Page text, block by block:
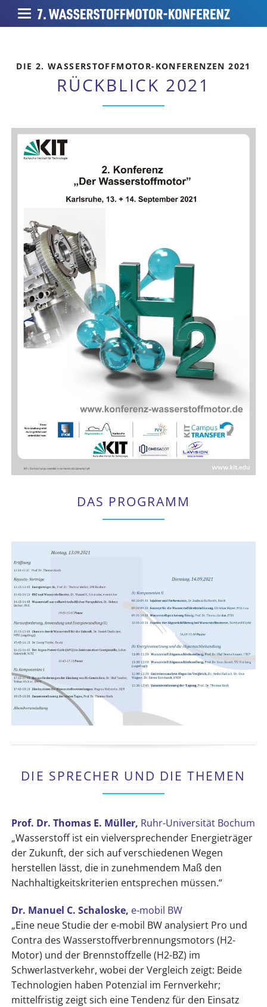
DIE 2. WASSERSTOFFMOTOR-KONFERENZEN 2021
RÜCKBLICK 2021
DAS PROGRAMM
DIE SPRECHER UND DIE THEMEN
Prof. Dr. Thomas E. Müller, Ruhr-Universität Bochum
„Wasserstoff ist ein vielversprechender Energieträger
der Zukunft, der sich auf verschiedenen Wegen
herstellen lässt, die in zunehmendem Maß den
Nachhaltigkeitskriterien entsprechen müssen.“
Dr. Manuel C. Schaloske, e-mobil BW
„Eine neue Studie der e-mobil BW analysiert Pro und
Contra des Wasserstoffverbrennungsmotors (H2-
Motor) und der Brennstoffzelle (H2-BZ) im
Schwerlastverkehr, wobei der Vergleich zeigt: Beide
Technologien haben Potenzial im Fernverkehr;
mittelfristig zeigt sich eine Tendenz für den Einsatz